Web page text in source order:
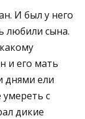
И был у него
любили сына.
и его мать
днями ели
с
дикие